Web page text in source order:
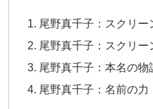
尾野真千子：スクリ
尾野真千子：スクリ
尾野真千子：本名の物
尾野真千子：名前の力